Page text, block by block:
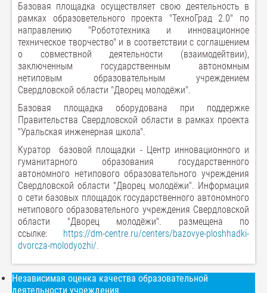
Базовая площадка осуществляет свою деятельность в
рамках образоветельного проекта "ТехноГрад 2.0" по
направлению "Робототехника и инновационное
техническое творчество" и в соответствии с соглашением
о совмествной деятельности (взаимодейтвии),
заключенным государственным автономным
нетиповым образовательным учреждением
Свердловской области "Дворец молодёжи".
Базовая площадка оборудована при поддержке
Правительства Свердловской области в рамках проекта
"Уральская инженерная школа".
Куратор базовой площадки - Центр инновационного и
гуманитарного образования государственного
автономного нетипового образовательного учреждения
Свердловской области "Дворец молодёжи". Информация
о сети базовых площадок государственного автономного
нетипового образовательного учреждения Свердловской
области "Дворец молодёжи". размещена по
ссылке: https://dm-centre.ru/centers/bazovye-ploshhadki-
dvorcza-molodyozhi/.
Независимая оценка качества образовательной
деятельности учреждения